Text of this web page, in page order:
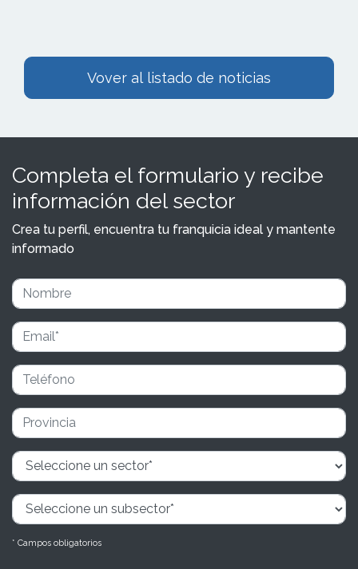
Vover al listado de noticias
Completa el formulario y recibe
información del sector
Crea tu perfil, encuentra tu franquicia ideal y mantente
informado
* Campos obligatorios